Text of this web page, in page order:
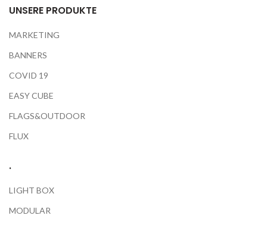
UNSERE PRODUKTE
MARKETING
BANNERS
COVID 19
EASY CUBE
FLAGS&OUTDOOR
FLUX
.
LIGHT BOX
MODULAR